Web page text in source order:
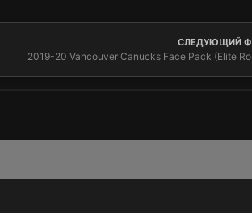
СЛЕДУЮЩИЙ
2019-20 Vancouver Canucks Face Pack (Elite